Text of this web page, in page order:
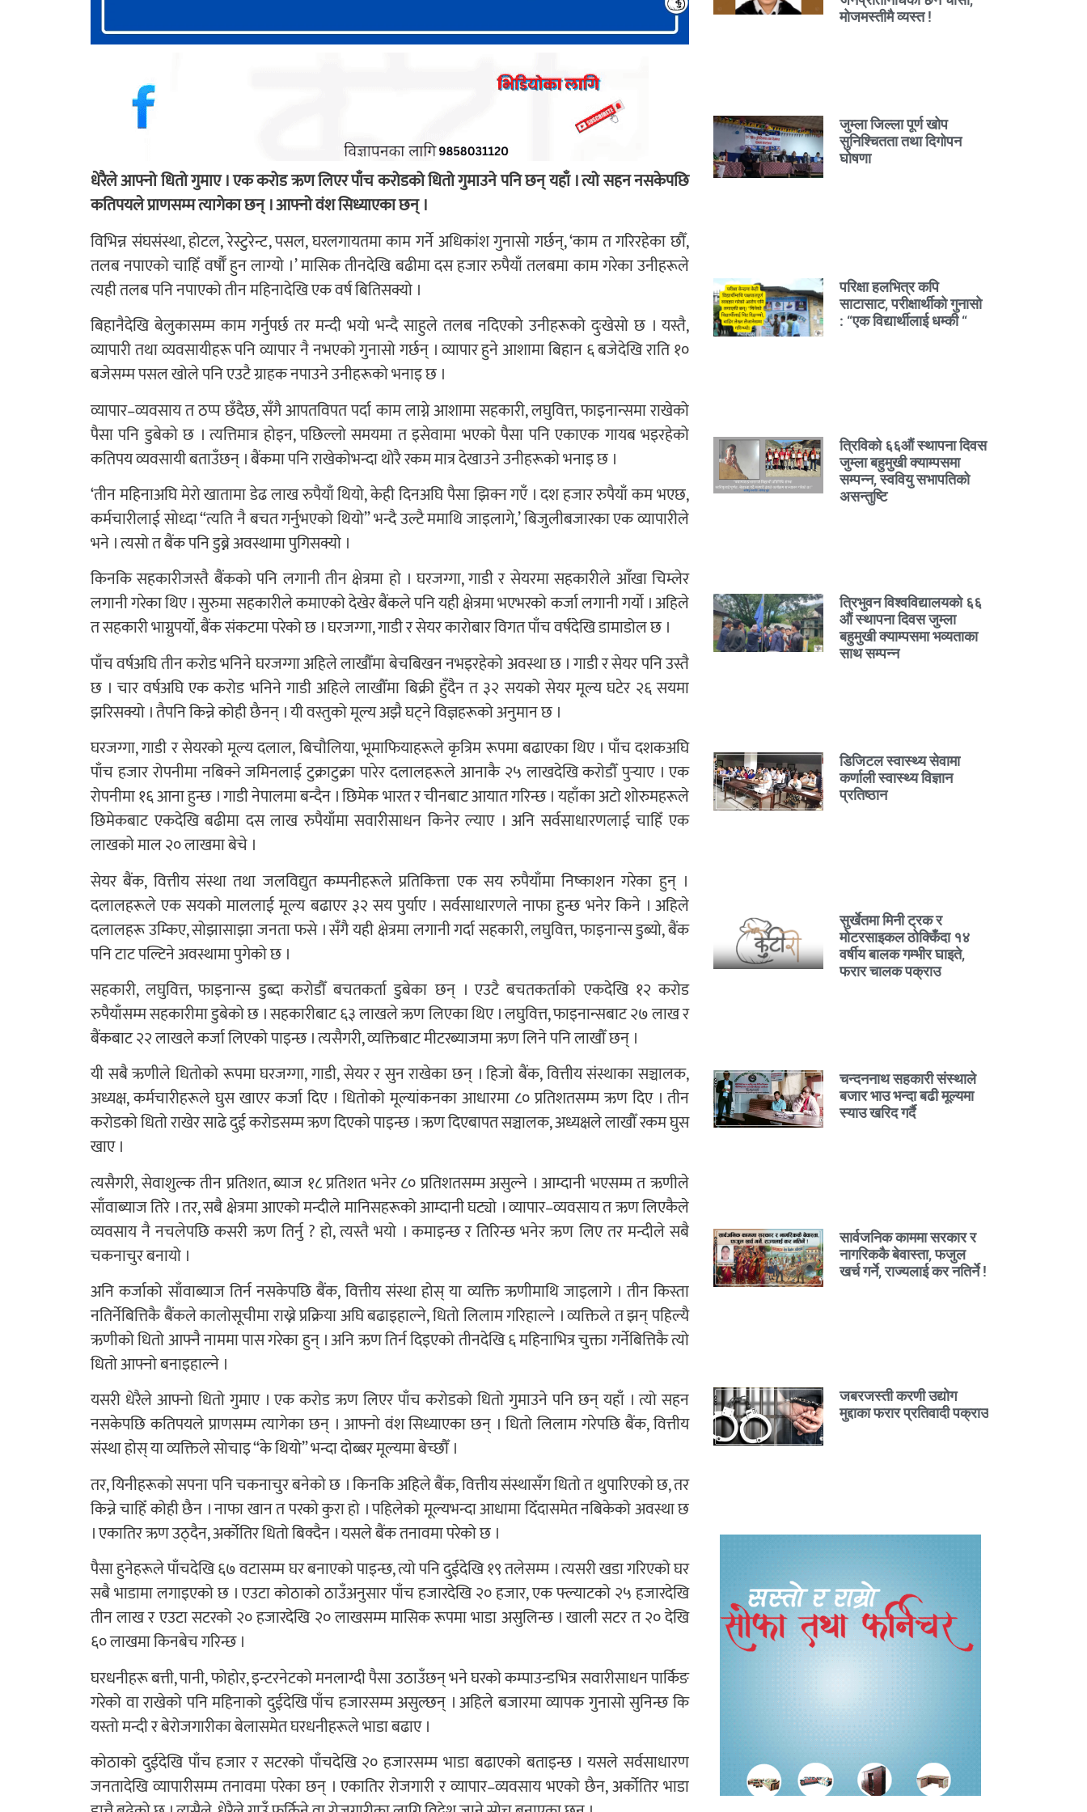
धेरैले आफ्नो धितो गुमाए । एक करोड ऋण लिएर पाँच करोडको धितो गुमाउने पनि छन् यहाँ । त्यो सहन नसकेपछि
कतिपयले प्राणसम्म त्यागेका छन् । आफ्नो वंश सिध्याएका छन् ।
विभिन्न संघसंस्था, होटल, रेस्टुरेन्ट, पसल, घरलगायतमा काम गर्ने अधिकांश गुनासो गर्छन्, ‘काम त गरिरहेका छौँ,
तलब नपाएको चाहिँ वर्षौँ हुन लाग्यो ।’ मासिक तीनदेखि बढीमा दस हजार रुपैयाँ तलबमा काम गरेका उनीहरूले
त्यही तलब पनि नपाएको तीन महिनादेखि एक वर्ष बितिसक्यो ।
बिहानैदेखि बेलुकासम्म काम गर्नुपर्छ तर मन्दी भयो भन्दै साहुले तलब नदिएको उनीहरूको दुःखेसो छ । यस्तै,
व्यापारी तथा व्यवसायीहरू पनि व्यापार नै नभएको गुनासो गर्छन् । व्यापार हुने आशामा बिहान ६ बजेदेखि राति १०
बजेसम्म पसल खोले पनि एउटै ग्राहक नपाउने उनीहरूको भनाइ छ ।
व्यापार–व्यवसाय त ठप्प छँदैछ, सँगै आपतविपत पर्दा काम लाग्ने आशामा सहकारी, लघुवित्त, फाइनान्समा राखेको
पैसा पनि डुबेको छ । त्यत्तिमात्र होइन, पछिल्लो समयमा त इसेवामा भएको पैसा पनि एकाएक गायब भइरहेको
कतिपय व्यवसायी बताउँछन् । बैंकमा पनि राखेकोभन्दा थोरै रकम मात्र देखाउने उनीहरूको भनाइ छ ।
‘तीन महिनाअघि मेरो खातामा डेढ लाख रुपैयाँ थियो, केही दिनअघि पैसा झिक्न गएँ । दश हजार रुपैयाँ कम भएछ,
कर्मचारीलाई सोध्दा “त्यति नै बचत गर्नुभएको थियो” भन्दै उल्टै ममाथि जाइलागे,’ बिजुलीबजारका एक व्यापारीले
भने । त्यसो त बैंक पनि डुब्ने अवस्थामा पुगिसक्यो ।
किनकि सहकारीजस्तै बैंकको पनि लगानी तीन क्षेत्रमा हो । घरजग्गा, गाडी र सेयरमा सहकारीले आँखा चिम्लेर
लगानी गरेका थिए । सुरुमा सहकारीले कमाएको देखेर बैंकले पनि यही क्षेत्रमा भएभरको कर्जा लगानी गर्यो । अहिले
त सहकारी भाग्नुपर्यो, बैंक संकटमा परेको छ । घरजग्गा, गाडी र सेयर कारोबार विगत पाँच वर्षदेखि डामाडोल छ ।
पाँच वर्षअघि तीन करोड भनिने घरजग्गा अहिले लाखौँमा बेचबिखन नभइरहेको अवस्था छ । गाडी र सेयर पनि उस्तै
छ । चार वर्षअघि एक करोड भनिने गाडी अहिले लाखौँमा बिक्री हुँदैन त ३२ सयको सेयर मूल्य घटेर २६ सयमा
झरिसक्यो । तैपनि किन्ने कोही छैनन् । यी वस्तुको मूल्य अझै घट्ने विज्ञहरूको अनुमान छ ।
घरजग्गा, गाडी र सेयरको मूल्य दलाल, बिचौलिया, भूमाफियाहरूले कृत्रिम रूपमा बढाएका थिए । पाँच दशकअघि
पाँच हजार रोपनीमा नबिक्ने जमिनलाई टुक्राटुक्रा पारेर दलालहरूले आनाकै २५ लाखदेखि करोडौँ पुर्‍याए । एक
रोपनीमा १६ आना हुन्छ । गाडी नेपालमा बन्दैन । छिमेक भारत र चीनबाट आयात गरिन्छ । यहाँका अटो शोरुमहरूले
छिमेकबाट एकदेखि बढीमा दस लाख रुपैयाँमा सवारीसाधन किनेर ल्याए । अनि सर्वसाधारणलाई चाहिँ एक
लाखको माल २० लाखमा बेचे ।
सेयर बैंक, वित्तीय संस्था तथा जलविद्युत कम्पनीहरूले प्रतिकित्ता एक सय रुपैयाँमा निष्काशन गरेका हुन् ।
दलालहरूले एक सयको माललाई मूल्य बढाएर ३२ सय पुर्याए । सर्वसाधारणले नाफा हुन्छ भनेर किने । अहिले
दलालहरू उम्किए, सोझासाझा जनता फसे । सँगै यही क्षेत्रमा लगानी गर्दा सहकारी, लघुवित्त, फाइनान्स डुब्यो, बैंक
पनि टाट पल्टिने अवस्थामा पुगेको छ ।
सहकारी, लघुवित्त, फाइनान्स डुब्दा करोडौँ बचतकर्ता डुबेका छन् । एउटै बचतकर्ताको एकदेखि १२ करोड
रुपैयाँसम्म सहकारीमा डुबेको छ । सहकारीबाट ६३ लाखले ऋण लिएका थिए । लघुवित्त, फाइनान्सबाट २७ लाख र
बैंकबाट २२ लाखले कर्जा लिएको पाइन्छ । त्यसैगरी, व्यक्तिबाट मीटरब्याजमा ऋण लिने पनि लाखौँ छन् ।
यी सबै ऋणीले धितोको रूपमा घरजग्गा, गाडी, सेयर र सुन राखेका छन् । हिजो बैंक, वित्तीय संस्थाका सञ्चालक,
अध्यक्ष, कर्मचारीहरूले घुस खाएर कर्जा दिए । धितोको मूल्यांकनका आधारमा ८० प्रतिशतसम्म ऋण दिए । तीन
करोडको धितो राखेर साढे दुई करोडसम्म ऋण दिएको पाइन्छ । ऋण दिएबापत सञ्चालक, अध्यक्षले लाखौँ रकम घुस
खाए ।
त्यसैगरी, सेवाशुल्क तीन प्रतिशत, ब्याज १८ प्रतिशत भनेर ८० प्रतिशतसम्म असुल्ने । आम्दानी भएसम्म त ऋणीले
साँवाब्याज तिरे । तर, सबै क्षेत्रमा आएको मन्दीले मानिसहरूको आम्दानी घट्यो । व्यापार–व्यवसाय त ऋण लिएकैले
व्यवसाय नै नचलेपछि कसरी ऋण तिर्नु ? हो, त्यस्तै भयो । कमाइन्छ र तिरिन्छ भनेर ऋण लिए तर मन्दीले सबै
चकनाचुर बनायो ।
अनि कर्जाको साँवाब्याज तिर्न नसकेपछि बैंक, वित्तीय संस्था होस् या व्यक्ति ऋणीमाथि जाइलागे । तीन किस्ता
नतिर्नेबित्तिकै बैंकले कालोसूचीमा राख्ने प्रक्रिया अघि बढाइहाल्ने, धितो लिलाम गरिहाल्ने । व्यक्तिले त झन् पहिल्यै
ऋणीको धितो आफ्नै नाममा पास गरेका हुन् । अनि ऋण तिर्न दिइएको तीनदेखि ६ महिनाभित्र चुक्ता गर्नेबित्तिकै त्यो
धितो आफ्नो बनाइहाल्ने ।
यसरी धेरैले आफ्नो धितो गुमाए । एक करोड ऋण लिएर पाँच करोडको धितो गुमाउने पनि छन् यहाँ । त्यो सहन
नसकेपछि कतिपयले प्राणसम्म त्यागेका छन् । आफ्नो वंश सिध्याएका छन् । धितो लिलाम गरेपछि बैंक, वित्तीय
संस्था होस् या व्यक्तिले सोचाइ “के थियो” भन्दा दोब्बर मूल्यमा बेच्छौँ ।
तर, यिनीहरूको सपना पनि चकनाचुर बनेको छ । किनकि अहिले बैंक, वित्तीय संस्थासँग धितो त थुपारिएको छ, तर
किन्ने चाहिँ कोही छैन । नाफा खान त परको कुरा हो । पहिलेको मूल्यभन्दा आधामा दिँदासमेत नबिकेको अवस्था छ
। एकातिर ऋण उठ्दैन, अर्कोतिर धितो बिक्दैन । यसले बैंक तनावमा परेको छ ।
पैसा हुनेहरूले पाँचदेखि ६७ वटासम्म घर बनाएको पाइन्छ, त्यो पनि दुईदेखि १९ तलेसम्म । त्यसरी खडा गरिएको घर
सबै भाडामा लगाइएको छ । एउटा कोठाको ठाउँअनुसार पाँच हजारदेखि २० हजार, एक फ्ल्याटको २५ हजारदेखि
तीन लाख र एउटा सटरको २० हजारदेखि २० लाखसम्म मासिक रूपमा भाडा असुलिन्छ । खाली सटर त २० देखि
६० लाखमा किनबेच गरिन्छ ।
घरधनीहरू बत्ती, पानी, फोहोर, इन्टरनेटको मनलाग्दी पैसा उठाउँछन् भने घरको कम्पाउन्डभित्र सवारीसाधन पार्किङ
गरेको वा राखेको पनि महिनाको दुईदेखि पाँच हजारसम्म असुल्छन् । अहिले बजारमा व्यापक गुनासो सुनिन्छ कि
यस्तो मन्दी र बेरोजगारीका बेलासमेत घरधनीहरूले भाडा बढाए ।
कोठाको दुईदेखि पाँच हजार र सटरको पाँचदेखि २० हजारसम्म भाडा बढाएको बताइन्छ । यसले सर्वसाधारण
जनतादेखि व्यापारीसम्म तनावमा परेका छन् । एकातिर रोजगारी र व्यापार–व्यवसाय भएको छैन, अर्कोतिर भाडा
मोजमस्तीमै व्यस्त !
जुम्ला जिल्ला पूर्ण खोप
सुनिश्चितता तथा दिगोपन
घोषणा
परिक्षा हलभित्र कपि
साटासाट, परीक्षार्थीको गुनासो
: “एक विद्यार्थीलाई धम्की “
त्रिविको ६६औं स्थापना दिवस
जुम्ला बहुमुखी क्याम्पसमा
सम्पन्न, स्ववियु सभापतिको
असन्तुष्टि
त्रिभुवन विश्वविद्यालयको ६६
औं स्थापना दिवस जुम्ला
बहुमुखी क्याम्पसमा भव्यताका
साथ सम्पन्न
डिजिटल स्वास्थ्य सेवामा
कर्णाली स्वास्थ्य विज्ञान
प्रतिष्ठान
सुर्खेतमा मिनी ट्रक र
मोटरसाइकल ठोक्किँदा १४
वर्षीय बालक गम्भीर घाइते,
फरार चालक पक्राउ
चन्दननाथ सहकारी संस्थाले
बजार भाउ भन्दा बढी मूल्यमा
स्याउ खरिद गर्दै
सार्वजनिक काममा सरकार र
नागरिककै बेवास्ता, फजुल
खर्च गर्ने, राज्यलाई कर नतिर्ने !
जबरजस्ती करणी उद्योग
मुद्दाका फरार प्रतिवादी पक्राउ